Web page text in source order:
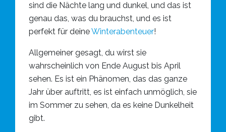
sind die Nächte lang und dunkel, und das ist
genau das, was du brauchst, und es ist
perfekt für deineWinterabenteuer!
Allgemeiner gesagt, du wirst sie
wahrscheinlich von Ende August bis April
sehen. Es ist ein Phänomen, das das ganze
Jahr über auftritt, es ist einfach unmöglich, sie
im Sommer zu sehen, da es keine Dunkelheit
gibt.